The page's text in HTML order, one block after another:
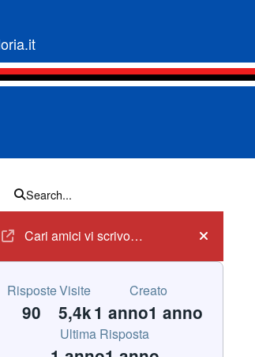
Search...
Cari amici vi scrivo…
Hide
Risposte
90
Visite
5,4k
Creato
1 anno1 anno
Ultima Risposta